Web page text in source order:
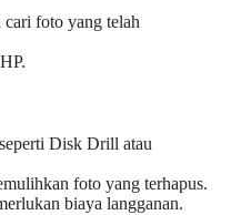
foto yang telah
Disk Drill atau
foto yang terhapus.
biaya langganan.